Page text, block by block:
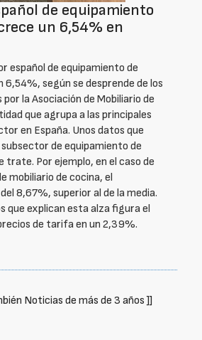
de equipamiento
un 6,54% en
español de equipamiento de
6,54%, según se desprende de los
la Asociación de Mobiliario de
que agrupa a las principales
en España. Unos datos que
de equipamiento de
trate. Por ejemplo, en el caso de
mobiliario de cocina, el
8,67%, superior al de la media.
que explican esta alza figura el
de tarifa en un 2,39%.
Noticias de más de 3 años ]]